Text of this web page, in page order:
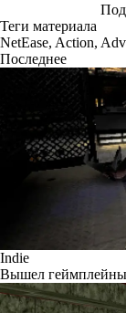
Теги материала
NetEase, Action,
Последнее
Indie
Вышел